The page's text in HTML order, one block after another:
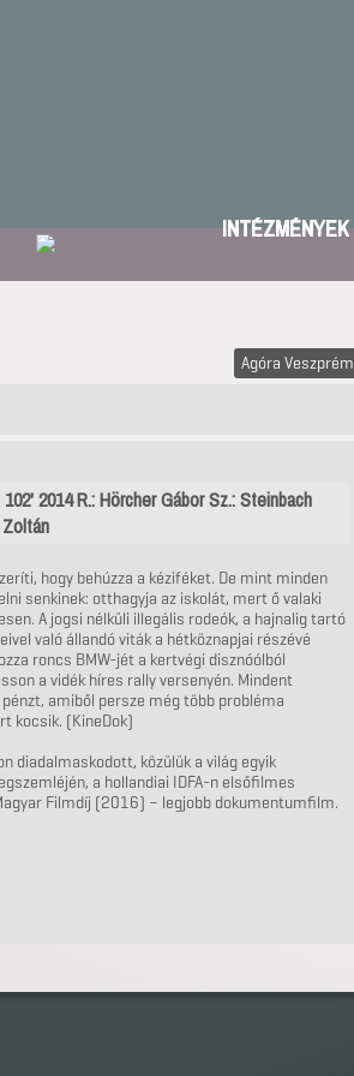
INTÉZMÉNYEK
Agóra Veszprém
2014 R.: Hörcher Gábor Sz.: Steinbach
hogy behúzza a kéziféket. De mint minden
senkinek: otthagyja az iskolát, mert ő valaki
A jogsi nélküli illegális rodeók, a hajnalig tartó
való állandó viták a hétköznapjai részévé
roncs BMW-jét a kertvégi disznóólból
a vidék híres rally versenyén. Mindent
amiből persze még több probléma
kocsik. (KineDok)
diadalmaskodott, közülük a világ egyik
a hollandiai IDFA-n elsőfilmes
Filmdíj (2016) – legjobb dokumentumfilm.